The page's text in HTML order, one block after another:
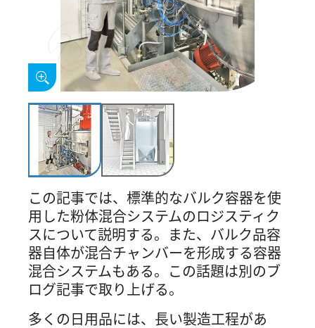
この記事では、標準的なバルク容器を使
用した粉体混合システムのロジスティク
スについて説明する。また、バルク品容
器自体が混合チャンバーを形成する容器
混合システムもある。この話題は別のブ
ログ記事で取り上げる。
多くの日用品には、長い製造工程があ